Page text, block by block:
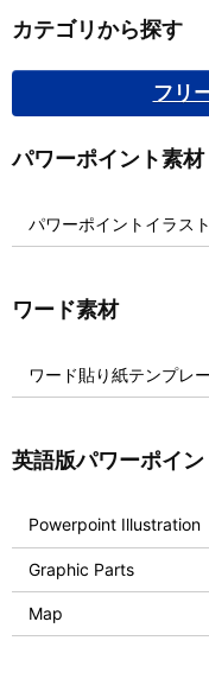
カテゴリから探す
フリ
パワーポイント素材
パワーポイントイラスト
ワード素材
ワード貼り紙テンプレ
英語版パワーポイ
Powerpoint Illustration
Graphic Parts
Map